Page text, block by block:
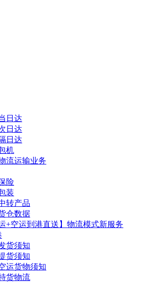
日达
日达
日达
机
流运输业务
险
装
转产品
仓数据
+空运到港直送】物流模式新服务
货须知
货须知
运货物须知
货物流